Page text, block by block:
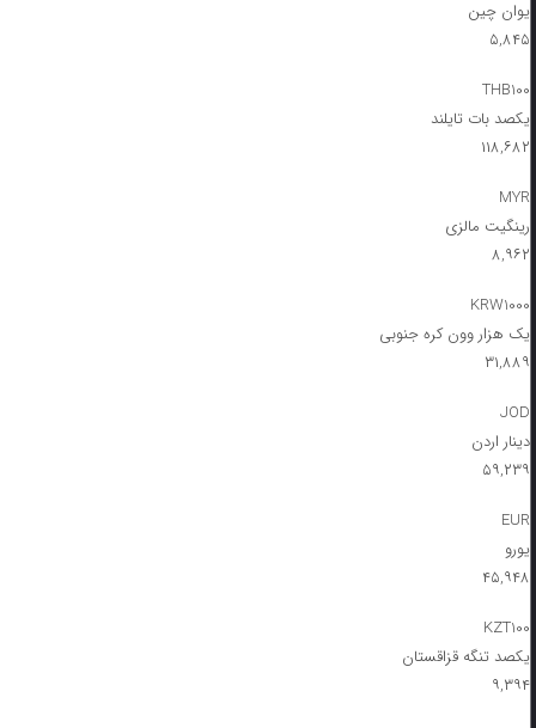
یوان چین
۵,۸۴۵
THB100
یکصد بات تایلند
۱۱۸,۶۸۲
MYR
رینگیت مالزی
۸,۹۶۲
KRW1000
یک هزار وون کره جنوبی
۳۱,۸۸۹
JOD
دینار اردن
۵۹,۲۳۹
EUR
یورو
۴۵,۹۴۸
KZT100
یکصد تنگه قزاقستان
۹,۳۹۴